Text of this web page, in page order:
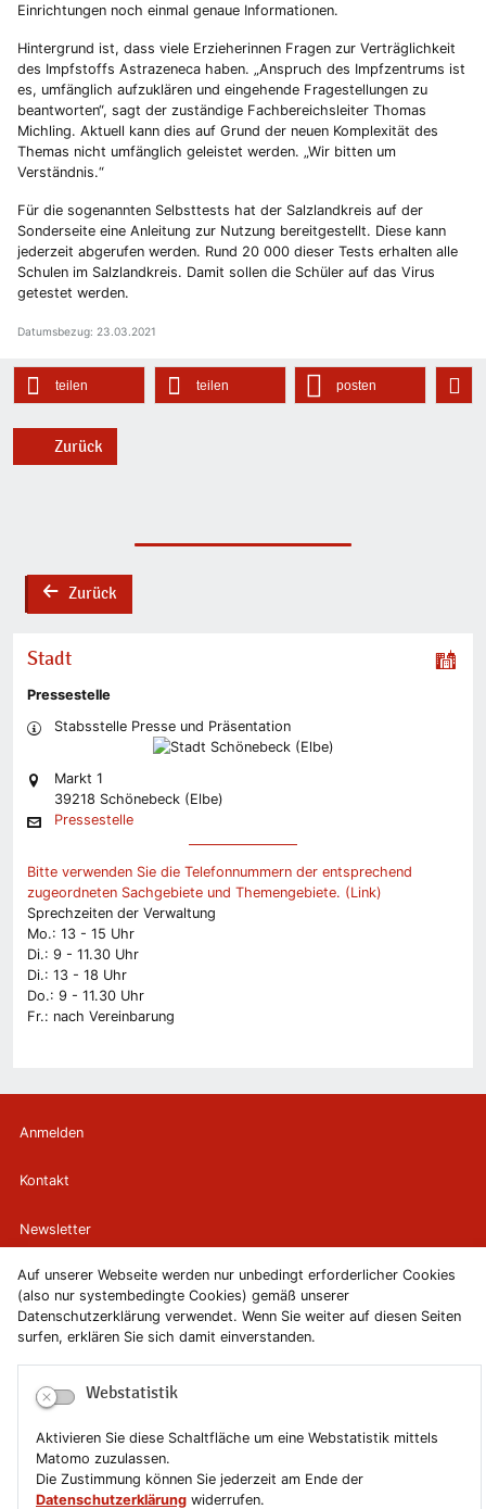
Auf unserer Webseite werden nur unbedingt erforderlicher Cookies
(also nur systembedingte Cookies) gemäß unserer
Datenschutzerklärung verwendet. Wenn Sie weiter auf diesen Seiten
surfen, erklären Sie sich damit einverstanden.
Webstatistik
Aktivieren Sie diese Schaltfläche um eine Webstatistik mittels
Matomo zuzulassen.
Die Zustimmung können Sie jederzeit am Ende der
Datenschutzerklärung widerrufen.
Einrichtungen noch einmal genaue Informationen.
Hintergrund ist, dass viele Erzieherinnen Fragen zur Verträglichkeit
des Impfstoffs Astrazeneca haben. „Anspruch des Impfzentrums ist
es, umfänglich aufzuklären und eingehende Fragestellungen zu
beantworten“, sagt der zuständige Fachbereichsleiter Thomas
Michling. Aktuell kann dies auf Grund der neuen Komplexität des
Themas nicht umfänglich geleistet werden. „Wir bitten um
Verständnis.“
Für die sogenannten Selbsttests hat der Salzlandkreis auf der
Sonderseite eine Anleitung zur Nutzung bereitgestellt. Diese kann
jederzeit abgerufen werden. Rund 20 000 dieser Tests erhalten alle
Schulen im Salzlandkreis. Damit sollen die Schüler auf das Virus
getestet werden.
Datumsbezug: 23.03.2021
teilen teilen posten
Zurück
backZurück
Stadt
Pressestelle
Stabsstelle Presse und Präsentation
Markt 1
39218 Schönebeck (Elbe)
Pressestelle
Bitte verwenden Sie die Telefonnummern der entsprechend
zugeordneten Sachgebiete und Themengebiete. (Link)
Sprechzeiten der Verwaltung
Mo.: 13 - 15 Uhr
Di.: 9 - 11.30 Uhr
Di.: 13 - 18 Uhr
Do.: 9 - 11.30 Uhr
Fr.: nach Vereinbarung
Anmelden
Kontakt
Newsletter
Newsletterabmeldung
Impressum
Leichte Sprache